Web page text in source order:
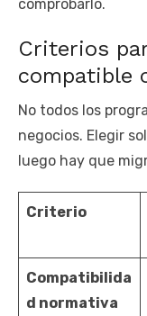
comprobarlo.
Criterios
compatible
No todos los
negocios. Elegir
luego hay que
Criterio
Compatibilida
d normativa